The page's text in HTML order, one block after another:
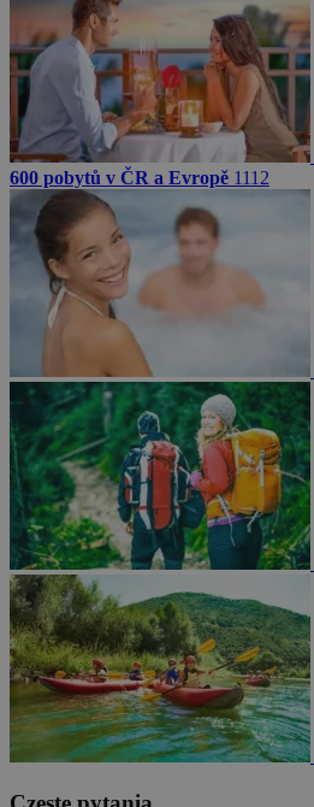
600 pobytů v ČR a Evropě 1112